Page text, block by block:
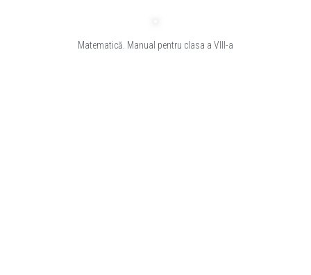
Matematică. Manual pentru clasa a VIII-a